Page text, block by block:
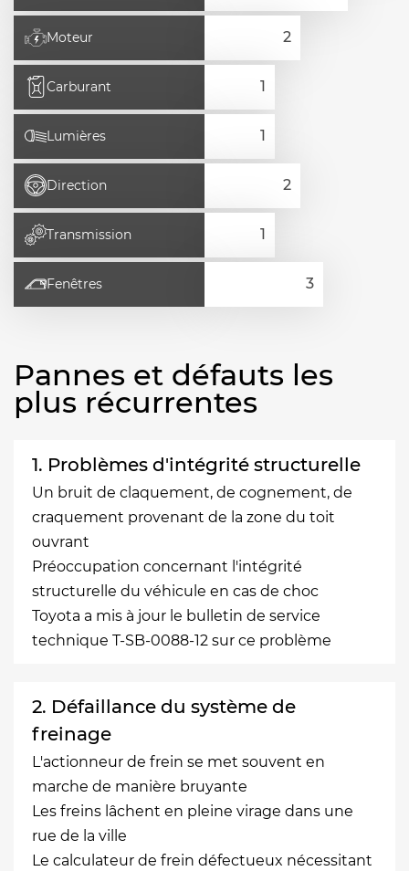
Moteur
Carburant
Lumières
Direction
Transmission
Fenêtres
Pannes et défauts les
plus récurrentes
1. Problèmes d'intégrité structurelle
Un bruit de claquement, de cognement, de
craquement provenant de la zone du toit
ouvrant
Préoccupation concernant l'intégrité
structurelle du véhicule en cas de choc
Toyota a mis à jour le bulletin de service
technique T-SB-0088-12 sur ce problème
2. Défaillance du système de
freinage
L'actionneur de frein se met souvent en
marche de manière bruyante
Les freins lâchent en pleine virage dans une
rue de la ville
Le calculateur de frein défectueux nécessitant